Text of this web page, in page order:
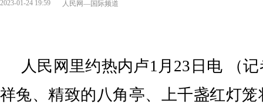
2023-01-24 19:59 人民网—国际频道
人民网里约热内卢1月23日电 （
祥兔、精致的八角亭、上千盏红灯